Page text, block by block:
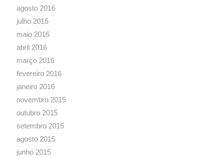
agosto 2016
julho 2016
maio 2016
abril 2016
março 2016
fevereiro 2016
janeiro 2016
novembro 2015
outubro 2015
setembro 2015
agosto 2015
junho 2015